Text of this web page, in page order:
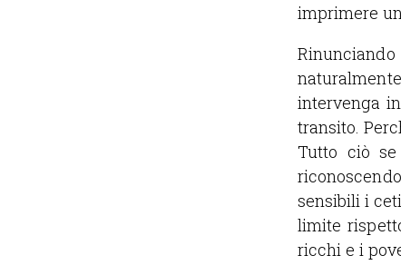
imprimere
intervenga
transito.
Tutto ciò
sensibili i
limite
ricchi e i